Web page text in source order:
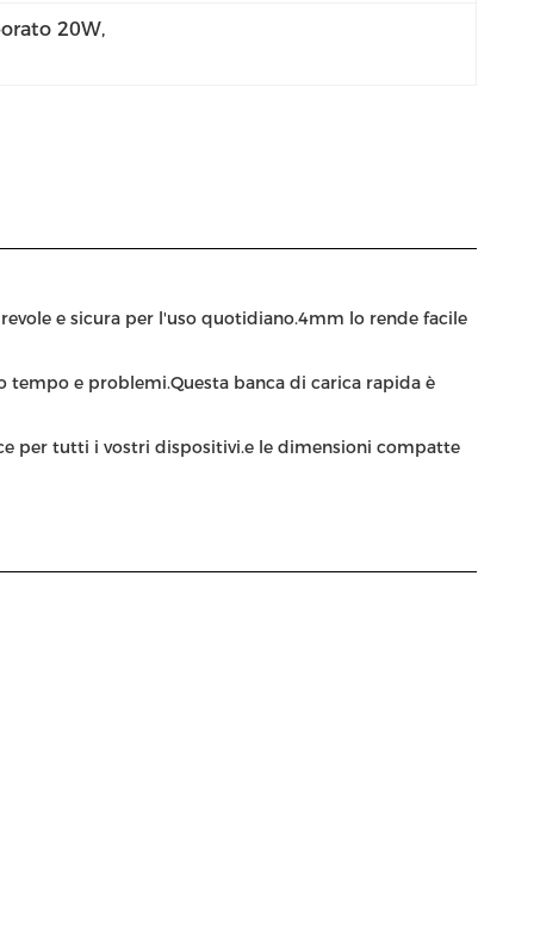
20W,
e sicura per l'uso quotidiano.4mm lo rende facile
e problemi.Questa banca di carica rapida è
per tutti i vostri dispositivi.e le dimensioni compatte